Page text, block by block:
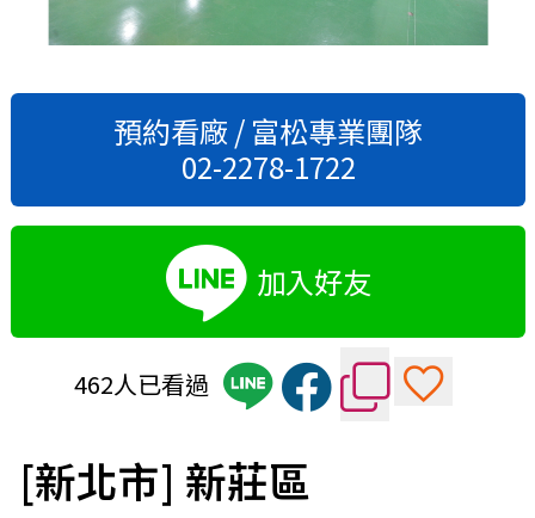
預約看廠 / 富松專業團隊
02-2278-1722
加入好友
462人已看過
[新北市] 新莊區